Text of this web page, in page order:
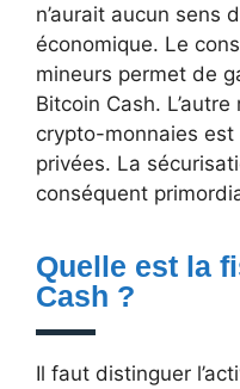
n’aurait aucun sens
économique. Le
mineurs permet de
Bitcoin Cash.
crypto-monnaies
privées. La
conséquent
Quelle est la
Cash ?
Il faut distinguer